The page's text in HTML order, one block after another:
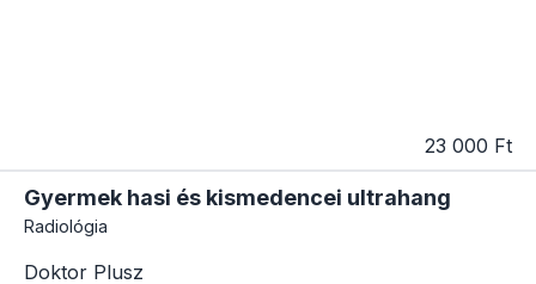
23 000 Ft
Gyermek hasi és kismedencei ultrahang
Radiológia
Doktor Plusz